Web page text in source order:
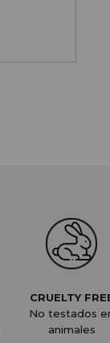
CRUELTY
No testados
animales